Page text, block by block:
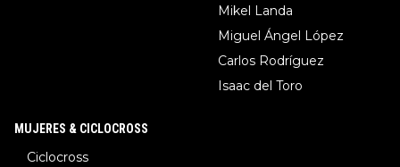
Mikel Landa
Miguel Ángel López
Carlos Rodríguez
Isaac del Toro
MUJERES & CICLOCROSS
Ciclocross